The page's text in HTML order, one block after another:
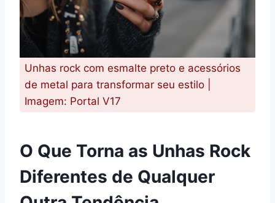
Unhas rock com esmalte preto e acessórios
de metal para transformar seu estilo |
Imagem: Portal V17
O Que Torna as Unhas Rock
Diferentes de Qualquer